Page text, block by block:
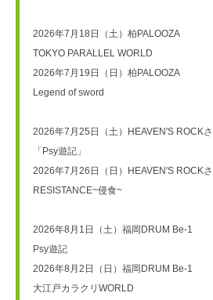
2026年7月18日（土）柏PALOOZA
TOKYO PARALLEL WORLD
2026年7月19日（日）柏PALOOZA
Legend of sword
2026年7月25日（土）HEAVEN'S ROCK
「Psy遊記」
2026年7月26日（日）HEAVEN'S ROCK
RESISTANCE~侵食~
2026年8月1日（土）福岡DRUM Be-1
Psy遊記
2026年8月2日（日）福岡DRUM Be-1
大江戸カラクリWORLD